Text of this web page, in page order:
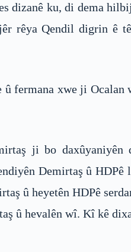
dizanê ku, di dema
rêya Qendil digrin
fermana xwe ji
ji bo
Demirtaş û
û heyetên HDPê
û hevalên wî. Kî kê